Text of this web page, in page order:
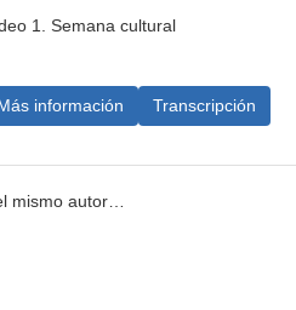
1. Semana cultural
información Transcripción
mismo autor…